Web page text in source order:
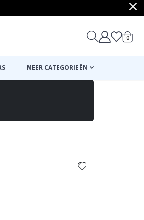
0
MEER CATEGORIEËN